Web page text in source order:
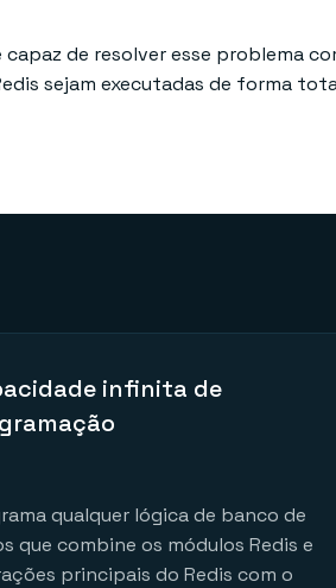
capaz de resolver esse problema
sejam executadas de forma
infinita de
qualquer lógica de banco de
que combine os módulos Redis e
principais do Redis com o